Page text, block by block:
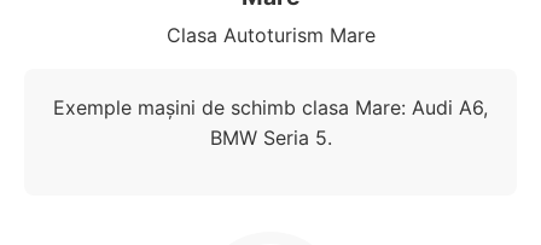
Clasa Autoturism Mare
Exemple mașini de schimb clasa Mare: Audi A6,
BMW Seria 5.